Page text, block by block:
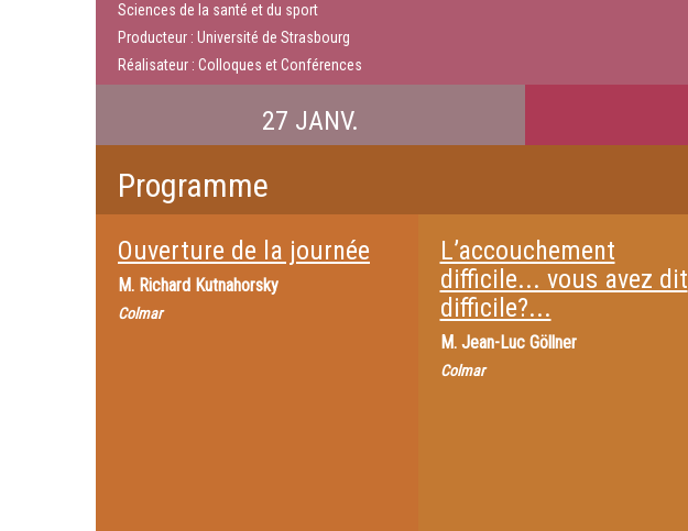
Sciences de la santé et du sport
Producteur : Université de Strasbourg
Réalisateur : Colloques et Conférences
27 JANV.
Programme
Ouverture de la journée
M. Richard Kutnahorsky
Colmar
L’accouchement
difficile... vous avez dit
difficile?...
M. Jean-Luc Göllner
Colmar